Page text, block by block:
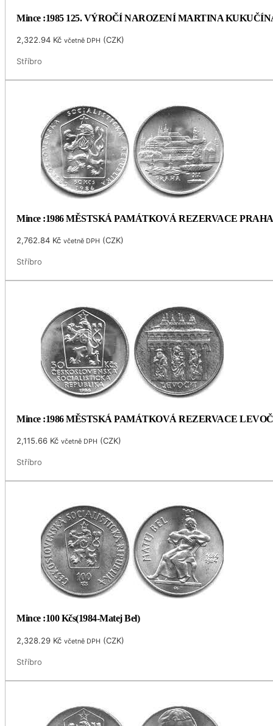
Mince :1985 125. VÝROČÍ NAROZENÍ MARTINA
2,322.94 Kč včetně DPH (CZK)
Stříbro
Mince :1986 MĚSTSKÁ PAMÁTKOVÁ REZERVACE PRAHA
2,762.84 Kč včetně DPH (CZK)
Stříbro
Mince :1986 MĚSTSKÁ PAMÁTKOVÁ REZERVACE
2,115.66 Kč včetně DPH (CZK)
Stříbro
Mince :100 Kčs(1984-Matej Bel)
2,328.29 Kč včetně DPH (CZK)
Stříbro